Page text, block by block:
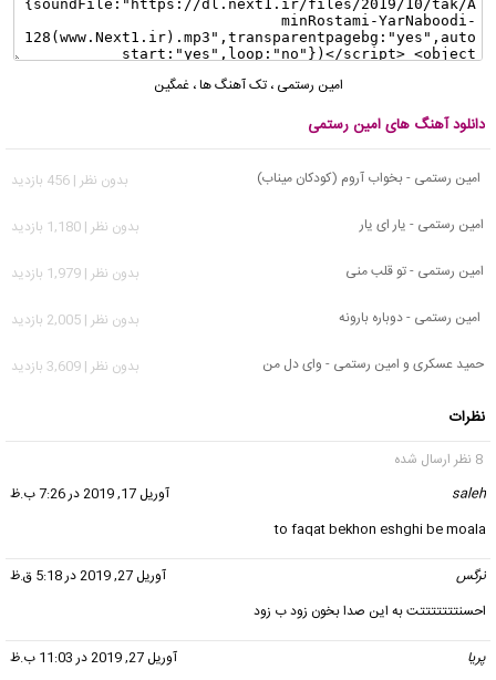
امین رستمی ،تک آهنگ ها،غمگین
دانلود آهنگ های امین رستمی
امین رستمی - بخواب آروم (کودکان میناب)
بدون نظر | 456 بازدید
امین رستمی - یار ای یار
بدون نظر | 1,180 بازدید
امین رستمی - تو قلب منی
بدون نظر | 1,979 بازدید
امین رستمی - دوباره بارونه
بدون نظر | 2,005 بازدید
حمید عسکری و امین رستمی - وای دل من
بدون نظر | 3,609 بازدید
نظرات
8 نظر ارسال شده
saleh
آوریل 17, 2019 در 7:26 ب.ظ
to faqat bekhon eshghi be moala
نرگس
آوریل 27, 2019 در 5:18 ق.ظ
احسنتتتتتتتت به این صدا بخون زود ب زود
پریا
آوریل 27, 2019 در 11:03 ب.ظ